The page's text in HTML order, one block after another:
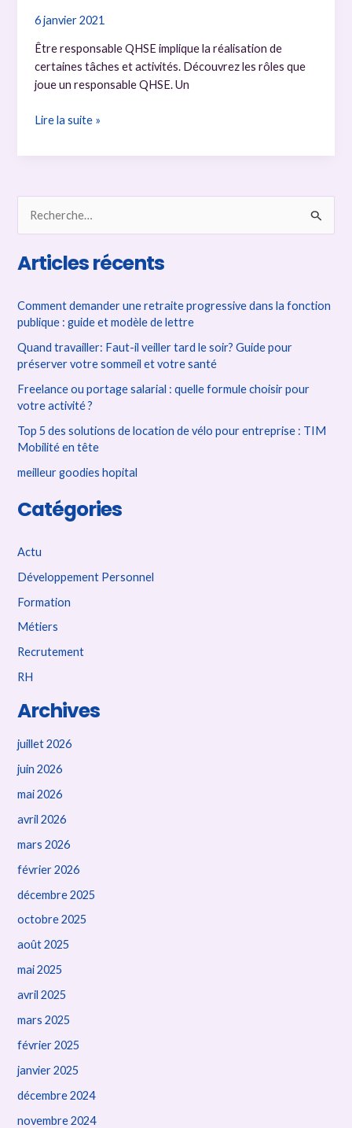
6 janvier 2021
Être responsable QHSE implique la réalisation de
certaines tâches et activités. Découvrez les rôles que
joue un responsable QHSE. Un
Responsable
:
son
Lire la suite »
r
c
h
e
r
Articles récents
Comment demander une retraite progressive dans la fonction
publique : guide et modèle de lettre
Quand travailler: Faut-il veiller tard le soir? Guide pour
préserver votre sommeil et votre santé
Freelance ou portage salarial : quelle formule choisir pour
votre activité ?
Top 5 des solutions de location de vélo pour entreprise : TIM
Mobilité en tête
meilleur goodies hopital
Catégories
Actu
Développement Personnel
Formation
Métiers
Recrutement
RH
Archives
juillet 2026
juin 2026
mai 2026
avril 2026
mars 2026
février 2026
décembre 2025
octobre 2025
août 2025
mai 2025
avril 2025
mars 2025
février 2025
janvier 2025
décembre 2024
novembre 2024